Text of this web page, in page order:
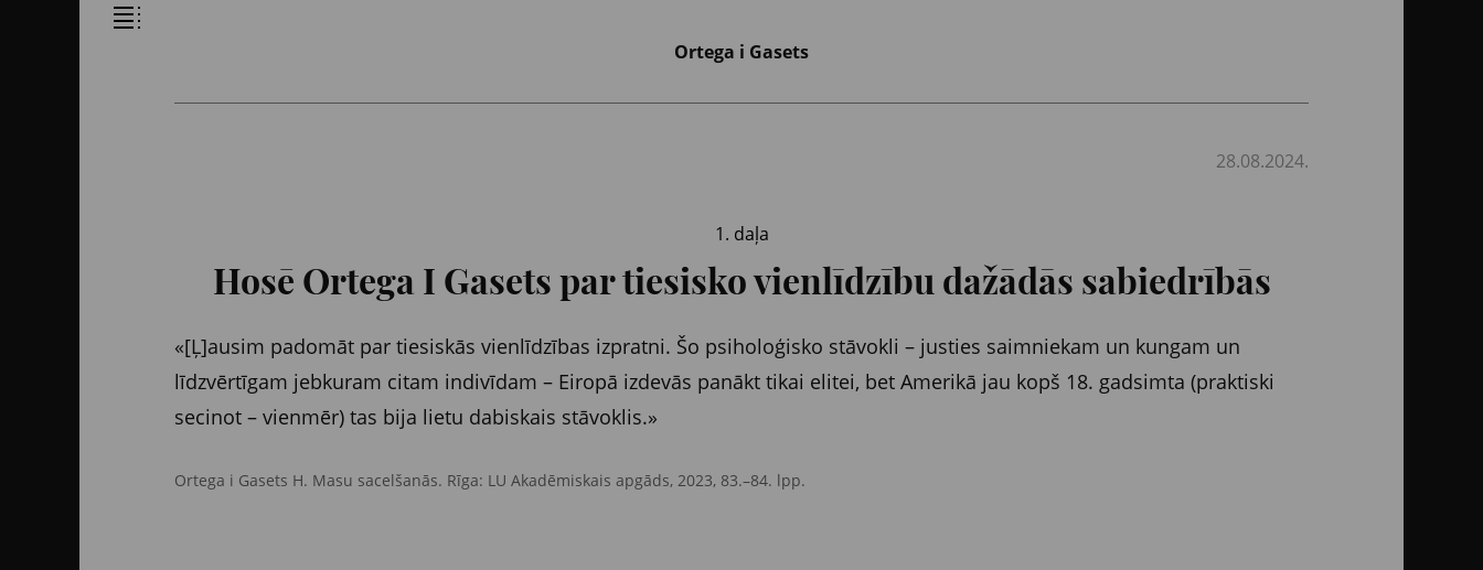
Ortega i Gasets
28.08.2024.
1. daļa
Hosē Ortega I Gasets par tiesisko vienlīdzību dažādās sabiedrībās
«[Ļ]ausim padomāt par tiesiskās vienlīdzības izpratni. Šo psiholoģisko stāvokli – justies saimniekam un kungam un
līdzvērtīgam jebkuram citam indivīdam – Eiropā izdevās panākt tikai elitei, bet Amerikā jau kopš 18. gadsimta (praktiski
secinot – vienmēr) tas bija lietu dabiskais stāvoklis.»
Ortega i Gasets H. Masu sacelšanās. Rīga: LU Akadēmiskais apgāds, 2023, 83.–84. lpp.